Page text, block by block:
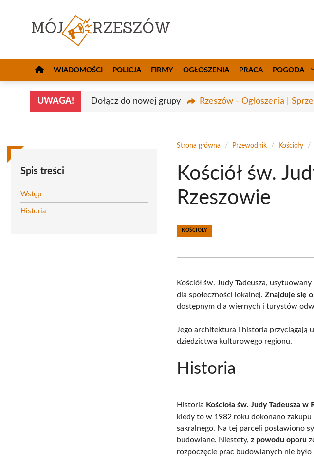
WIADOMOŚCI POLICJA FIRMY OGŁOSZENIA PRACA POGODA
UWAGA! Dołącz do nowej grupy Rzeszów - Ogłoszenia |
Spis treści
Wstęp
Historia
Strona główna / Przewodnik / Kościoły /
Kościół św.
Rzeszowie
KOŚCIOŁY
Kościół św. Judy Tadeusza,
dla społeczności lokalnej.Znajduje się
dostępnym dla wiernych i turystów
Jego architektura i historia przyciągają
dziedzictwa kulturowego regionu.
Historia
Historia Kościoła św. Judy Tadeusza w
kiedy to w 1982 roku dokonano zakupu
sakralnego. Na tej parceli postawiono
budowlane. Niestety,z powodu oporu
rozpoczęcie prac budowlanych nie było